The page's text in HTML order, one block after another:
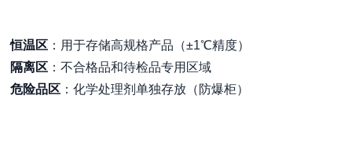
恒温区 ：用于存储高规格产品（±1℃精度）
隔离区 ：不合格品和待检品专用区域
危险品区 ：化学处理剂单独存放（防爆柜）